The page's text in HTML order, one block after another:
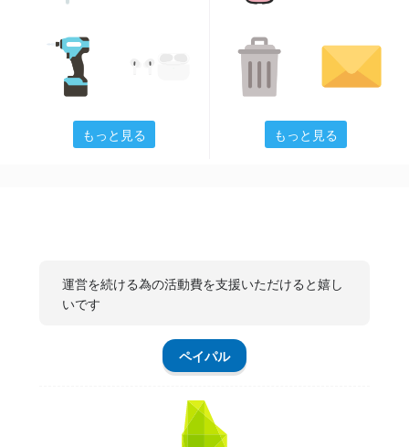
もっと見る もっと見る
運営を続ける為の活動費を支援いただけると嬉し
いです
ペイパル